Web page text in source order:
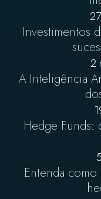
Investimentos
2
A Inteligência
Hedge Funds:
Entenda